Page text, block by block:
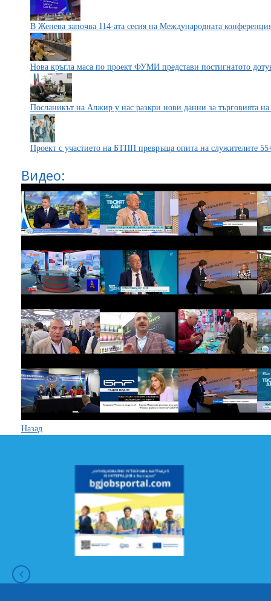
В Женева започва 114-ата сесия на Международната
Нова кръгла маса по проект ФУМИ представи постигнатото
Посланикът на Алжир у нас разкри нови данни за търговията на
Проект с участието на БТПП превръща опита на служителите
Видео:
Назад